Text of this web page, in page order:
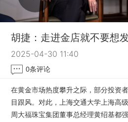
胡捷：走进金店就不要想
2025-04-30 11:40
0条评论
在黄金市场热度攀升之际，部分投资
目跟风。对此，上海交通大学上海高
周大福珠宝集团董事总经理黄绍基都